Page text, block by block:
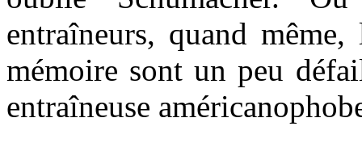
entraîneurs, quand
mémoire sont un peu
entraîneuse